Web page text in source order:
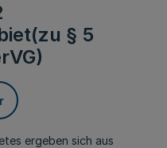
§ 5
ergeben sich aus